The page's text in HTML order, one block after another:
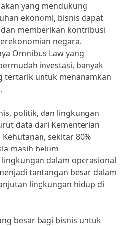
yang mendukung
ekonomi, bisnis dapat
memberikan kontribusi
negara.
Omnibus Law yang
investasi, banyak
tertarik untuk menanamkan
politik, dan lingkungan
data dari Kementerian
sekitar 80%
masih belum
dalam operasional
tantangan besar dalam
lingkungan hidup di
besar bagi bisnis untuk